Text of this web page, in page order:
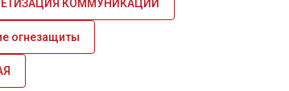
КОММУНИКАЦИЙ
огнезащиты